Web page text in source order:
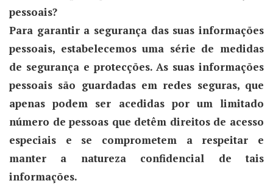
pessoais?
Para garantir a segurança das suas informações
pessoais, estabelecemos uma série de medidas
de segurança e protecções. As suas informações
pessoais são guardadas em redes seguras, que
apenas podem ser acedidas por um limitado
número de pessoas que detêm direitos de acesso
especiais e se comprometem a respeitar e
manter a natureza confidencial de tais
informações.